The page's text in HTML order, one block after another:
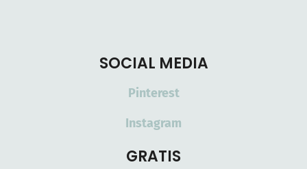
SOCIAL MEDIA
Pinterest
Instagram
GRATIS